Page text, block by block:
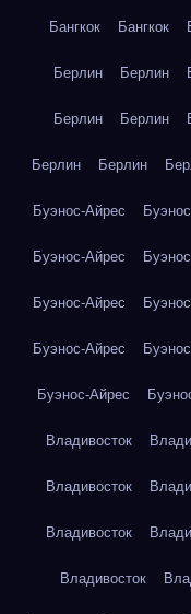
Бангкок Бангкок
Берлин Берлин
Берлин Берлин
Берлин Берлин
Буэнос-Айрес
Буэнос-Айрес
Буэнос-Айрес
Буэнос-Айрес
Буэнос-Айрес
Владивосток
Владивосток
Владивосток
Владивосток